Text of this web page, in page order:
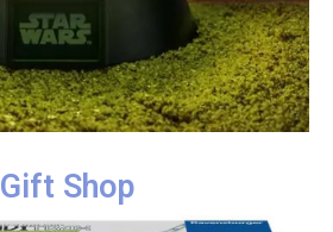
Gift Shop